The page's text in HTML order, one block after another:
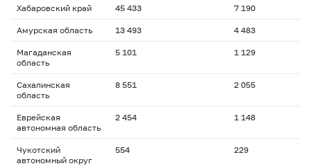
Хабаровский край 45 433 7 190
Амурская область 13 493 4 483
Магаданская
область
5 101 1 129
Сахалинская
область
8 551 2 055
Еврейская
автономная область
2 454 1 148
Чукотский
автономный округ
554 229